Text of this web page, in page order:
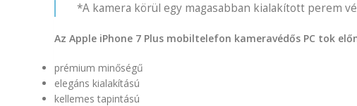
*A kamera körül egy magasabban kialakított perem
Az Apple iPhone 7 Plus mobiltelefon kameravédős PC tok
prémium minőségű
elegáns kialakítású
kellemes tapintású